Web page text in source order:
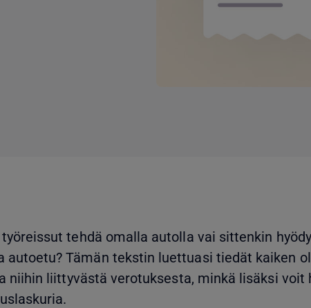
tehdä omalla autolla vai sittenkin
autoetu? Tämän tekstin luettuasi tiedät kaiken
niihin liittyvästä verotuksesta, minkä lisäksi voit